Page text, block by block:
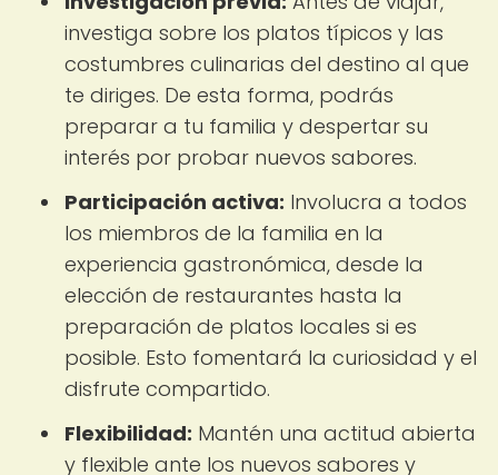
investiga sobre los platos típicos y las
costumbres culinarias del destino al que
te diriges. De esta forma, podrás
preparar a tu familia y despertar su
interés por probar nuevos sabores.
Participación activa: Involucra a todos
los miembros de la familia en la
experiencia gastronómica, desde la
elección de restaurantes hasta la
preparación de platos locales si es
posible. Esto fomentará la curiosidad y el
disfrute compartido.
Flexibilidad: Mantén una actitud abierta
y flexible ante los nuevos sabores y